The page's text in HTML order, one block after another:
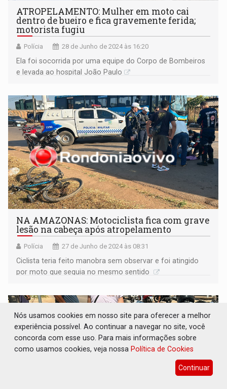
ATROPELAMENTO: Mulher em moto cai
dentro de bueiro e fica gravemente ferida;
motorista fugiu
Polícia 28 de Junho de 2024 às 16:20
Ela foi socorrida por uma equipe do Corpo de Bombeiros
e levada ao hospital João Paulo
NA AMAZONAS: Motociclista fica com grave
lesão na cabeça após atropelamento
Polícia 27 de Junho de 2024 às 08:31
Ciclista teria feito manobra sem observar e foi atingido
por moto que seguia no mesmo sentido
Nós usamos cookies em nosso site para oferecer a melhor
experiência possível. Ao continuar a navegar no site, você
concorda com esse uso. Para mais informações sobre
como usamos cookies, veja nossa Política de Cookies
Continuar